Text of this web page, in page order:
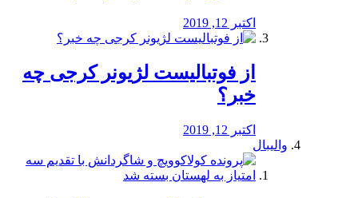
اکتبر 12, 2019
از فوتبالیست لژیونر کرجی چه
خبر؟
اکتبر 12, 2019
والیبال